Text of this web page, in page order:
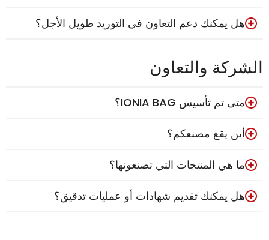
هل يمكنك دعم التعاون في التوريد طويل الأجل؟
الشركة والتعاون
متى تم تأسيس IONIA BAG؟
أين يقع مصنعكم؟
ما هي المنتجات التي تصنعونها؟
هل يمكنك تقديم شهادات أو عمليات تدقيق؟